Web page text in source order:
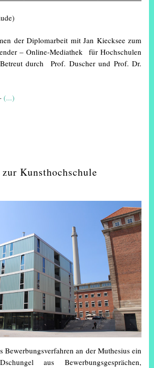
der Diplomarbeit mit Jan Kiecksee zum
– Online-Mediathek für Hochschulen
durch Prof. Duscher und Prof. Dr.
(...)
Kunsthochschule
Bewerbungsverfahren an der Muthesius ein
aus Bewerbungsgesprächen,